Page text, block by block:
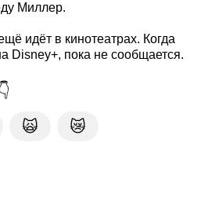
Миллер.
идёт в кинотеатрах. Когда
Disney+, пока не сообщается.
🙀 😿